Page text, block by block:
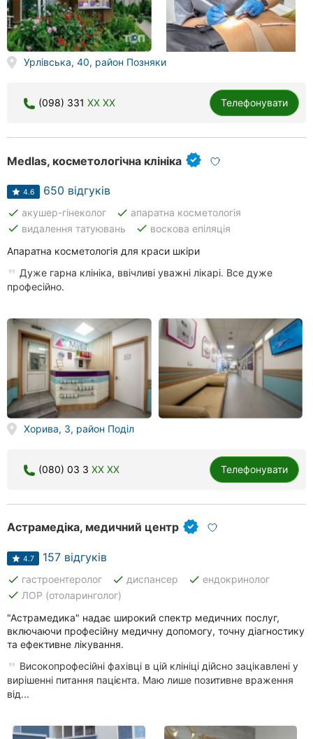
Урлівська, 40, район Позняки
(098) 331 XX XX Телефонувати
Medlas, косметологічна клініка
4.6 650 відгуків
done акушер-гінеколог done апаратна косметологія
done видалення татуювань done воскова епіляція
Апаратна косметологія для краси шкіри
Дуже гарна клініка, ввічливі уважні лікарі. Все дуже
професійно.
Хорива, 3, район Поділ
(080) 03 3 XX XX Телефонувати
Астрамедіка, медичний центр
4.7 157 відгуків
done гастроентеролог done диспансер done ендокринолог
done ЛОР (отоларинголог)
"Астрамедика" надає широкий спектр медичних послуг,
включаючи професійну медичну допомогу, точну діагностику
та ефективне лікування.
Високопрофесійні фахівці в цій клініці дійсно зацікавлені у
вирішенні питання пацієнта. Маю лише позитивне враження
від...